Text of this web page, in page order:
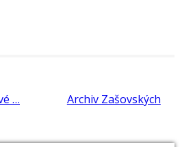
…
Archiv Zašovských